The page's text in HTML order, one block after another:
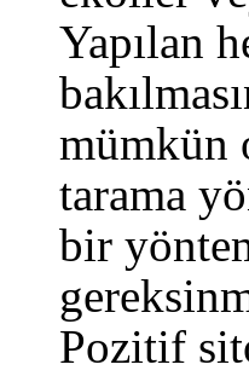
Yapılan
mümkün
tarama
bir
Pozitif